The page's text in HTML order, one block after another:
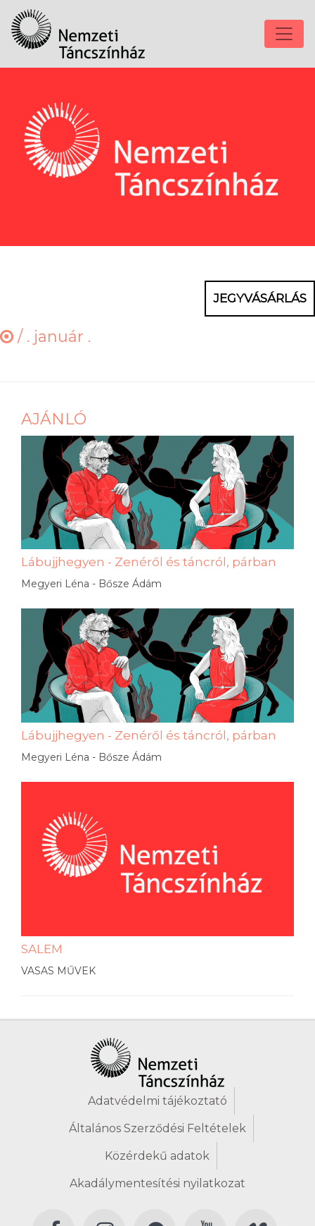
JEGYVÁSÁRLÁS
/ . január .
AJÁNLÓ
Lábujjhegyen - Zenéről és táncról, párban
Megyeri Léna - Bősze Ádám
Lábujjhegyen - Zenéről és táncról, párban
Megyeri Léna - Bősze Ádám
SALEM
VASAS MŰVEK
Adatvédelmi tájékoztató
Általános Szerződési Feltételek
Közérdekű adatok
Akadálymentesítési nyilatkozat